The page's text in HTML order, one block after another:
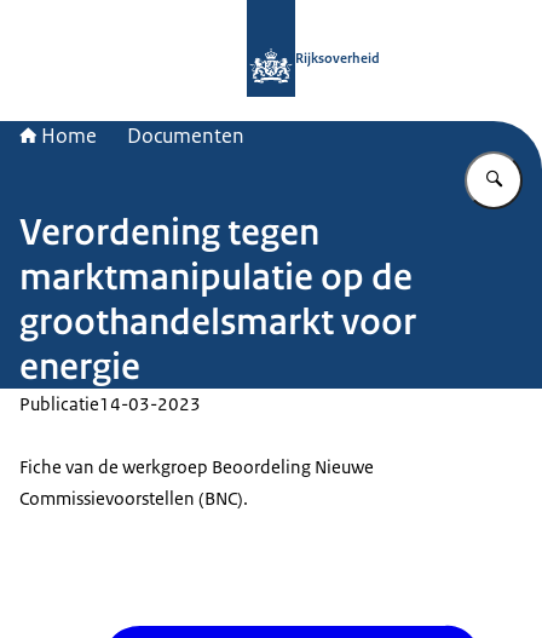
Rijksoverheid
Home Documenten
Verordening tegen
marktmanipulatie op de
groothandelsmarkt voor
energie
Publicatie14-03-2023
Fiche van de werkgroep Beoordeling Nieuwe
Commissievoorstellen (BNC).